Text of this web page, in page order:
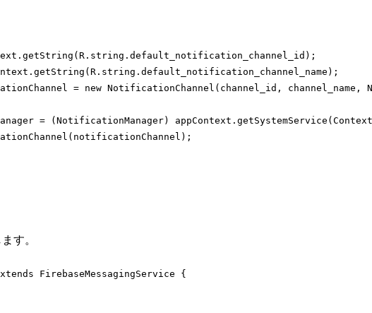
= new NotificationChannel(channel_id, channel_name,
= (NotificationManager)
す。
FirebaseMessagingService {